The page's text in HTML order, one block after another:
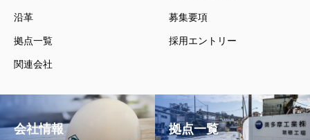
沿革
拠点一覧
関連会社
募集要項
採用エントリー
会社情報 拠点一覧